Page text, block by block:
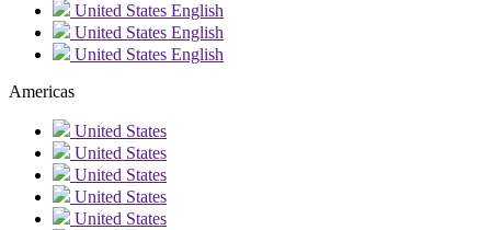
United States English
United States English
United States English
Americas
United States
United States
United States
United States
United States